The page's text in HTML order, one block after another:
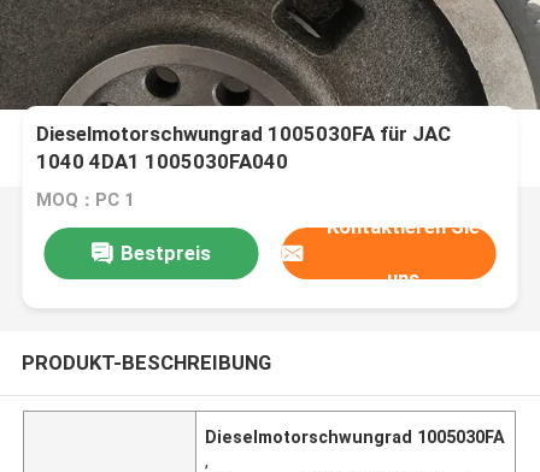
Dieselmotorschwungrad 1005030FA für JAC
1040 4DA1 1005030FA040
MOQ：PC 1
Bestpreis
Kontaktieren Sie
uns
PRODUKT-BESCHREIBUNG
Dieselmotorschwungrad 1005030FA
,